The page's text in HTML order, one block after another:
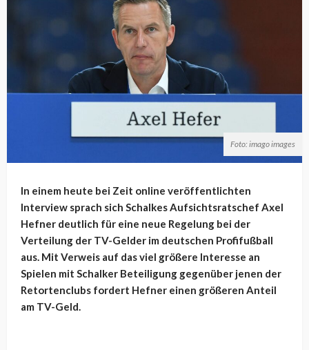
Foto: imago images
In einem heute bei Zeit online veröffentlichten
Interview sprach sich Schalkes Aufsichtsratschef Axel
Hefner deutlich für eine neue Regelung bei der
Verteilung der TV-Gelder im deutschen Profifußball
aus. Mit Verweis auf das viel größere Interesse an
Spielen mit Schalker Beteiligung gegenüber jenen der
Retortenclubs fordert Hefner einen größeren Anteil
am TV-Geld.